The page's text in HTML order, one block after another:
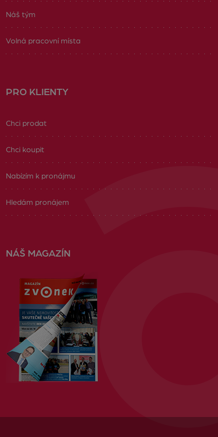
Náš tým
Volná pracovní místa
PRO KLIENTY
Chci prodat
Chci koupit
Nabízím k pronájmu
Hledám pronájem
NÁŠ MAGAZÍN